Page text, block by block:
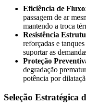
Eficiência de Fluxo
passagem de ar
mantendo a troca
Resistência
reforçadas e
suportar as
Proteção
degradação
potência por
Seleção Estratégica